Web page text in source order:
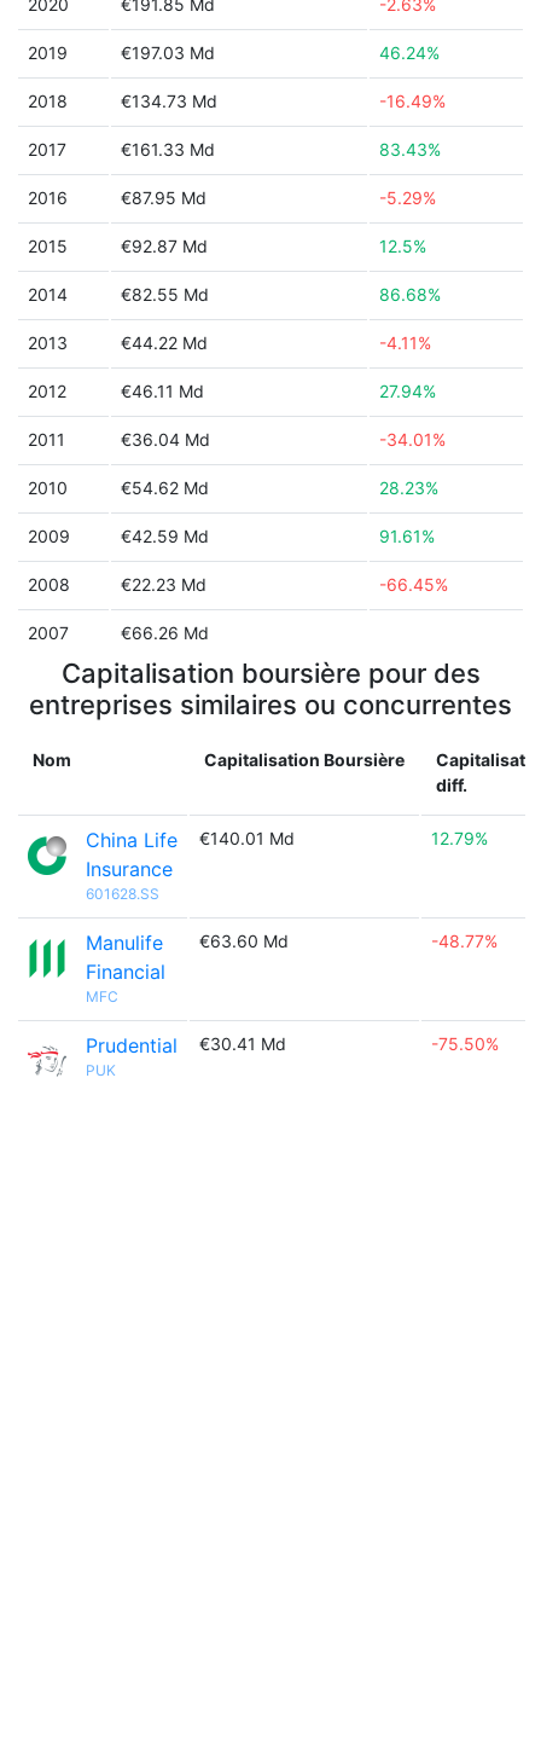
2020 €191.85 Md -2.63%
2019 €197.03 Md 46.24%
2018 €134.73 Md -16.49%
2017 €161.33 Md 83.43%
2016 €87.95 Md -5.29%
2015 €92.87 Md 12.5%
2014 €82.55 Md 86.68%
2013 €44.22 Md -4.11%
2012 €46.11 Md 27.94%
2011 €36.04 Md -34.01%
2010 €54.62 Md 28.23%
2009 €42.59 Md 91.61%
2008 €22.23 Md -66.45%
2007 €66.26 Md
Capitalisation boursière pour des
entreprises similaires ou concurrentes
Nom Capitalisation Boursière
diff.
China Life
Insurance
601628.SS
€140.01 Md 12.79%
Manulife
Financial
MFC
€63.60 Md -48.77%
Prudential
PUK
€30.41 Md -75.50%